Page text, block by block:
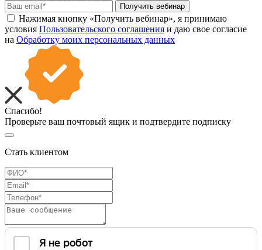
Получить вебинар
Нажимая кнопку «Получить вебинар», я принимаю
условия Пользовательского соглашения и даю свое согласие
на Обработку моих персональных данных
Спасибо!
Проверьте ваш почтовый ящик и подтвердите подписку
Стать клиентом